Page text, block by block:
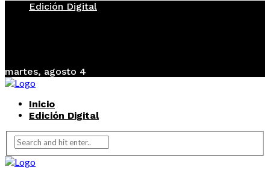
Edición Digital
martes, agosto 4
Inicio
Edición Digital